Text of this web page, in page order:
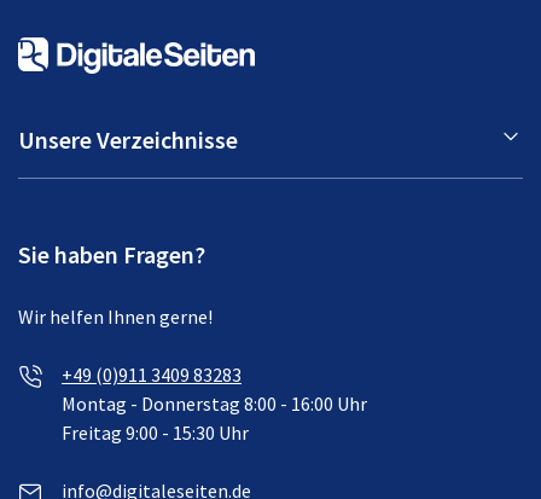
Unsere Verzeichnisse
Sie haben Fragen?
Wir helfen Ihnen gerne!
+49 (0)911 3409 83283
Montag - Donnerstag 8:00 - 16:00 Uhr
Freitag 9:00 - 15:30 Uhr
info@digitaleseiten.de